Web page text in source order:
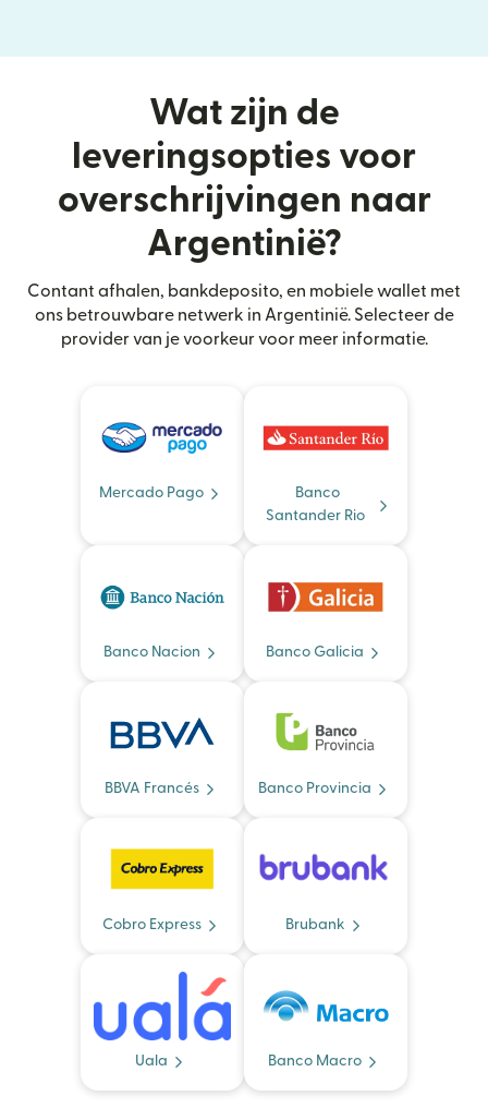
Wat zijn de
leveringsopties voor
overschrijvingen naar
Argentinië?
Contant afhalen, bankdeposito, en mobiele wallet met
ons betrouwbare netwerk in Argentinië. Selecteer de
provider van je voorkeur voor meer informatie.
Mercado Pago
Banco
Santander Rio
Banco Nacion Banco Galicia
BBVA Francés Banco Provincia
Cobro Express Brubank
Uala Banco Macro